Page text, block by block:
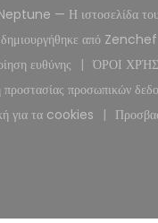
— Η ιστοσελίδα του
δημιουργήθηκε από Zenchef
ευθύνης
((ανοίγει σε νέο
ΌΡΟΙ
προστασίας προσωπικών
((ανοίγει σε
για τα cookies
((ανοίγει σε νέο